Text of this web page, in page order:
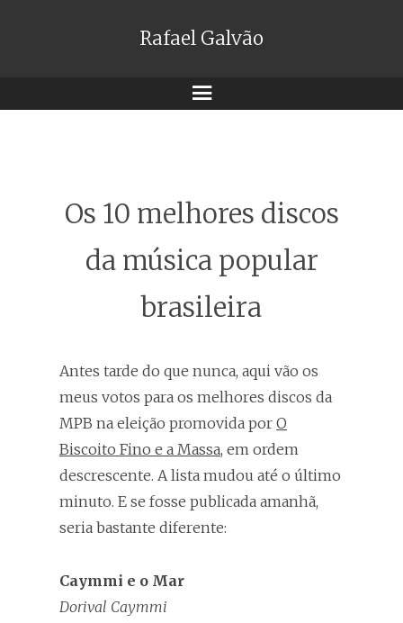
Rafael Galvão
Menu
Os 10 melhores discos
da música popular
brasileira
Antes tarde do que nunca, aqui vão os
meus votos para os melhores discos da
MPB na eleição promovida por O
Biscoito Fino e a Massa, em ordem
descrescente. A lista mudou até o último
minuto. E se fosse publicada amanhã,
seria bastante diferente:
Caymmi e o Mar
Dorival Caymmi